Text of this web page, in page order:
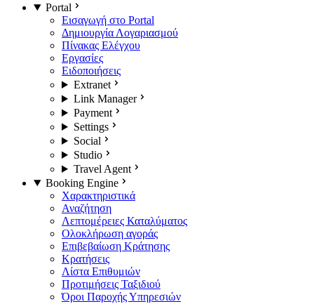
Portal
Εισαγωγή στο Portal
Δημιουργία Λογαριασμού
Πίνακας Ελέγχου
Εργασίες
Ειδοποιήσεις
Extranet
Link Manager
Payment
Settings
Social
Studio
Travel Agent
Booking Engine
Χαρακτηριστικά
Αναζήτηση
Λεπτομέρειες Καταλύματος
Ολοκλήρωση αγοράς
Επιβεβαίωση Κράτησης
Κρατήσεις
Λίστα Επιθυμιών
Προτιμήσεις Ταξιδιού
Όροι Παροχής Υπηρεσιών